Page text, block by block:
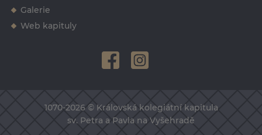
Galerie
Web kapituly
1070-2026 © Královská kolegiátní kapitula
sv. Petra a Pavla na Vyšehradě